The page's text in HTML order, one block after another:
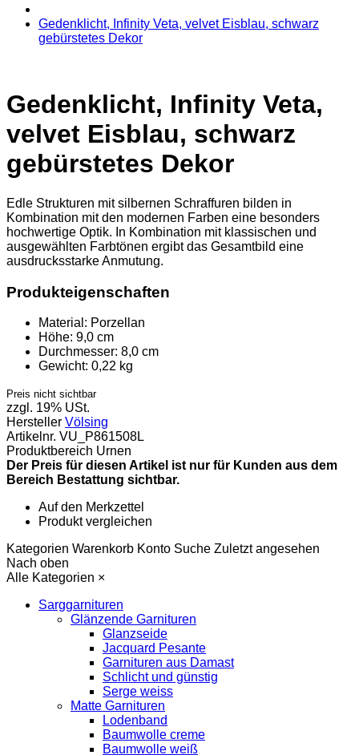
Gedenklicht, Infinity Veta, velvet Eisblau, schwarz
gebürstetes Dekor
Gedenklicht, Infinity Veta,
velvet Eisblau, schwarz
gebürstetes Dekor
Edle Strukturen mit silbernen Schraffuren bilden in
Kombination mit den modernen Farben eine besonders
hochwertige Optik. In Kombination mit klassischen und
ausgewählten Farbtönen ergibt das Gesamtbild eine
ausdrucksstarke Anmutung.
Produkteigenschaften
Material: Porzellan
Höhe: 9,0 cm
Durchmesser: 8,0 cm
Gewicht: 0,22 kg
Preis nicht sichtbar
zzgl. 19% USt.
Hersteller Völsing
Artikelnr. VU_P861508L
Produktbereich Urnen
Der Preis für diesen Artikel ist nur für Kunden aus dem
Bereich Bestattung sichtbar.
Auf den Merkzettel
Produkt vergleichen
Kategorien Warenkorb Konto Suche Zuletzt angesehen
Nach oben
Alle Kategorien ×
Sarggarnituren
Glänzende Garnituren
Glanzseide
Jacquard Pesante
Garnituren aus Damast
Schlicht und günstig
Serge weiss
Matte Garnituren
Lodenband
Baumwolle creme
Baumwolle weiß